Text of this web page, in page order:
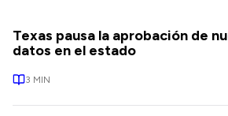
Texas pausa la aprobación de
datos en el estado
3 MIN